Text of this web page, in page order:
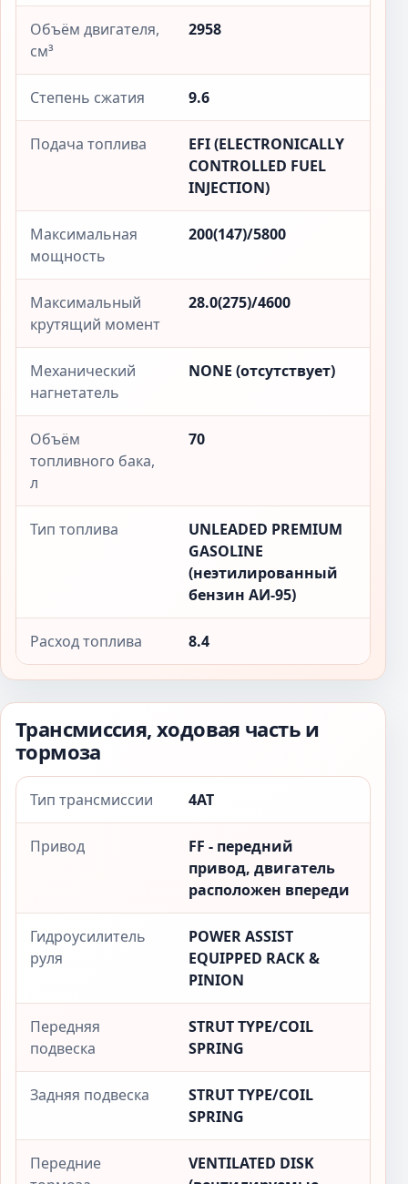
Объём двигателя,
см³
2958
Степень сжатия 9.6
Подача топлива
EFI (ELECTRONICALLY
CONTROLLED FUEL
INJECTION)
Максимальная
мощность
200(147)/5800
Максимальный
крутящий момент
28.0(275)/4600
Механический
нагнетатель
NONE (отсутствует)
Объём
топливного бака,
л
70
Тип топлива
UNLEADED PREMIUM
GASOLINE
(неэтилированный
бензин АИ-95)
Расход топлива 8.4
Трансмиссия, ходовая часть и
тормоза
Тип трансмиссии 4AT
Привод
FF - передний
привод, двигатель
расположен впереди
Гидроусилитель
руля
POWER ASSIST
EQUIPPED RACK &
PINION
Передняя
подвеска
STRUT TYPE/COIL
SPRING
Задняя подвеска
STRUT TYPE/COIL
SPRING
Передние
VENTILATED DISK